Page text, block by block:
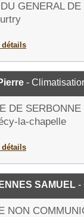
GENERAL DE
détails
-
DE SERBONNE
la-chapelle
détails
SAMUEL -
NON